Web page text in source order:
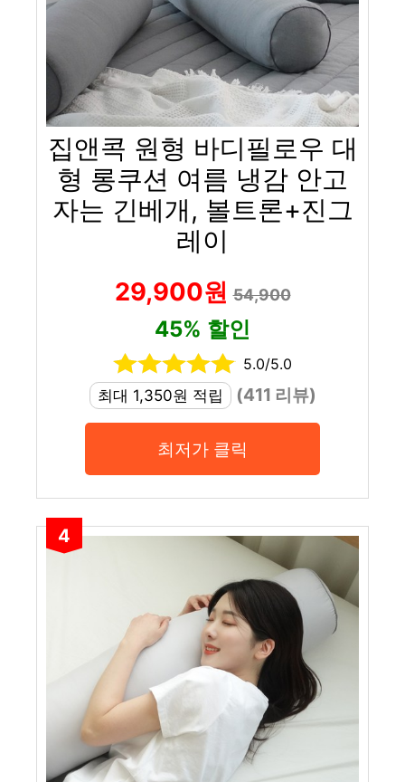
집앤콕 원형 바디필로우 대
형 롱쿠션 여름 냉감 안고
자는 긴베개, 볼트론+진그
레이
29,900원54,900
45% 할인
5.0/5.0
최대 1,350원 적립
(411 리뷰)
최저가 클릭
4